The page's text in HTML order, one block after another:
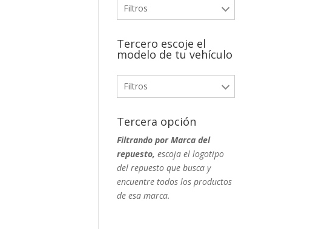
Filtros
Tercero escoje el
modelo de tu vehículo
Filtros
Tercera opción
Filtrando por Marca del
repuesto, escoja el logotipo
del repuesto que busca y
encuentre todos los productos
de esa marca.